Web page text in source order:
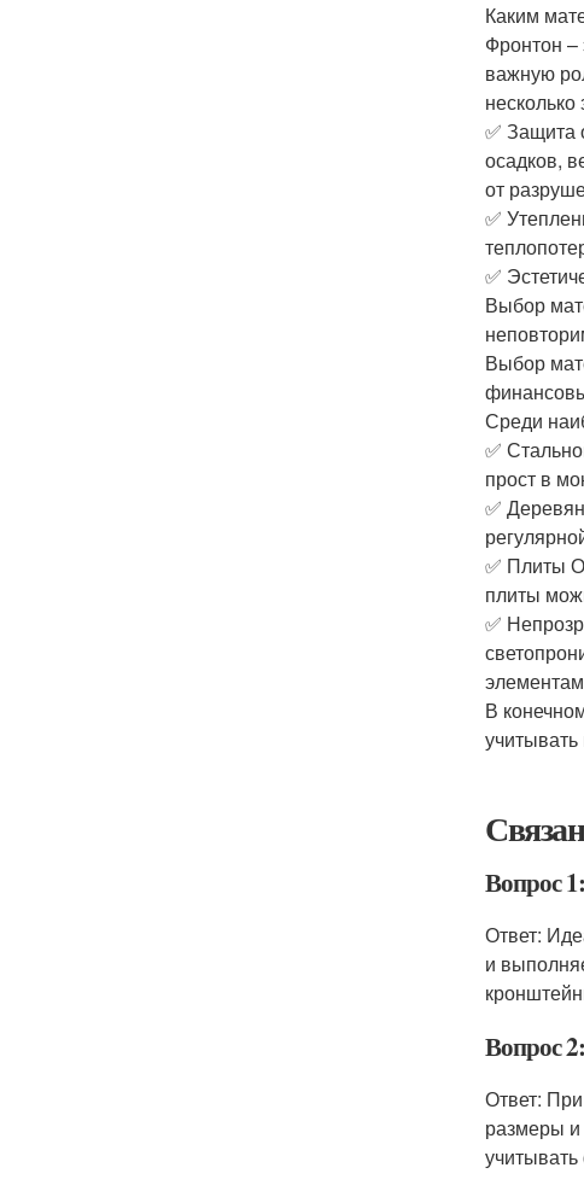
Каким
Фронтон –
важную
несколько
✅ Защита
осадков,
от
✅
✅
Выбор
Выбор
Среди
✅
прост в
✅
✅ Плиты
плиты
✅
В
Вопрос
Ответ:
и
Вопрос
Ответ:
размеры и